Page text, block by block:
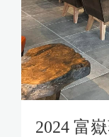
2024 富